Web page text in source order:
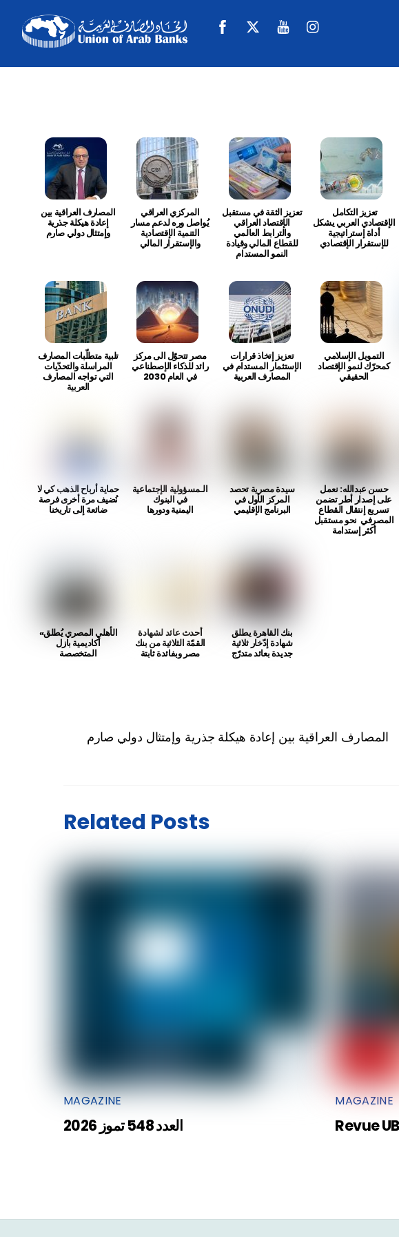
content
FacebookTwitter YouTube
المصارف العراقية بين
إعادة هيكلة جذرية
وإمتثال دولي صارم
المركزي العراقي
يُواصل وره لدعم مسار
التنمية الإقتصادية
والإستقرار المالي
تعزيز الثقة في مستقبل
الإقتصاد العراقي
والترابط العالمي
للقطاع المالي وقيادة
النمو المستدام
الإقتصادي العربي يشكل
أداة إستراتيجية
للإستقرار الإقتصادي
تلبية متطلّبات المصارف
المراسلة والتحدّيات
التي تواجه المصارف
العربية
مصر تتحوّل الى مركز
رائد للذكاء الإصطناعي
في العام 2030
تعزيز إتخاذ قرارات
الإستثمار المستدام في
المصارف العربية
التمويل الإسلامي
كمحرّك لنمو الإقتصاد
الحقيقي
حماية أرباح الذهب كي لا
نُضيف مرة أخرى فرصة
ضائعة إلى تاريخنا
الـمسؤولية الإجتماعية
في البنوك
اليمنية ودورها
سيدة مصرية تحصد
المركز الأول في
البرنامج الإقليمي
حسن عبدالله: نعمل
على إصدار أطر تضمن
تسريع إنتقال القطاع
المصرفي نحو مستقبل
أكثر إستدامة
«الأهلي المصري يُطلق
أكاديمية بازل
المتخصصة
أحدث عائد لشهادة
القمّة الثلاثية من بنك
مصر وبفائدة ثابتة
بنك القاهرة يطلق
شهادة إدّخار ثلاثية
جديدة بعائد متدرّج
المصارف العراقية بين إعادة هيكلة جذرية وإمتثال دولي صارم
Related Posts
MAGAZINE
العدد 548 تموز 2026
MAGAZINE
Revue